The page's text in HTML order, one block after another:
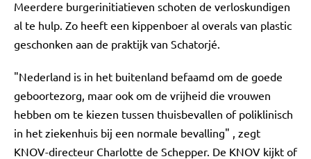
Meerdere burgerinitiatieven schoten de verloskundigen
al te hulp. Zo heeft een kippenboer al overals van plastic
geschonken aan de praktijk van Schatorjé.
"Nederland is in het buitenland befaamd om de goede
geboortezorg, maar ook om de vrijheid die vrouwen
hebben om te kiezen tussen thuisbevallen of poliklinisch
in het ziekenhuis bij een normale bevalling" , zegt
KNOV-directeur Charlotte de Schepper. De KNOV kijkt of